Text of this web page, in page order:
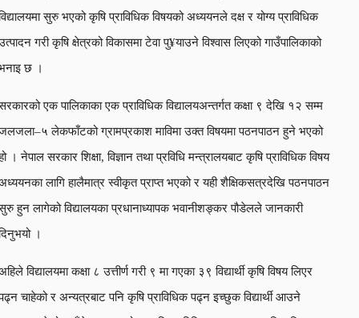
सुरु भएको कृषि प्राविधिक विषयको अध्ययनले दक्ष र योग्य प्राविधिक
गरी कृषि क्षेत्रको विकासमा टेवा पु¥याउने विश्वास लिएको गाउँपालिकाको
छ ।
एक पालिकाका एक प्राविधिक विद्यालयअन्तर्गत कक्षा ९ देखि १२ सम्म
लेकफाँटको ग्रामप्रकाश माविमा उक्त विषयमा पठनपाठन हुने भएको
। नेपाल सरकार शिक्षा, विज्ञान तथा प्रविधि मन्त्रालयबाट कृषि प्राविधिक विषय
लागि हालैमात्र स्वीकृत प्राप्त भएको र यही शैक्षिकसत्रदेखि पठनपाठन
हुन लागेको विद्यालयका प्रधानाध्यापक भवानीशङ्कर पौडेलले जानकारी
।
विद्यालयमा कक्षा ८ उत्तीर्ण गरी ९ मा गएका ३९ विद्यार्थी कृषि विषय लिएर
चाहेको र अन्यत्रबाट पनि कृषि प्राविधिक पढ्न इच्छुक विद्यार्थी आउने